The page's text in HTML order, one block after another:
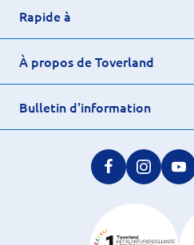
Rapide à
À propos de Toverland
Bulletin d'information